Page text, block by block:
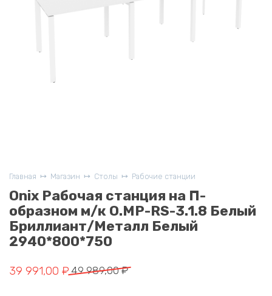
Главная Магазин Столы Рабочие станции
Onix Рабочая станция на П-
образном м/к O.MP-RS-3.1.8 Белый
Бриллиант/Металл Белый
2940*800*750
49 989,00₽
Первоначальная
39 991,00 ₽
Текущая